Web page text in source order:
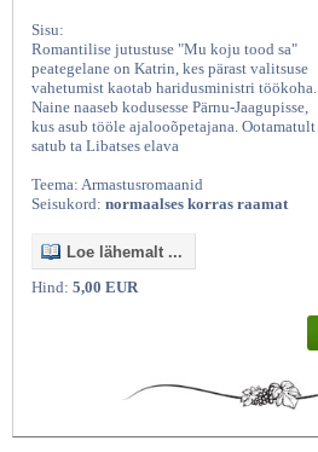
Sisu:
Romantilise jutustuse "Mu koju tood sa"
peategelane on Katrin, kes pärast valitsuse
vahetumist kaotab haridusministri töökoha.
Naine naaseb kodusesse Pärnu-Jaagupisse,
kus asub tööle ajalooõpetajana. Ootamatult
satub ta Libatses elava
Teema: Armastusromaanid
Seisukord: normaalses korras raamat
Loe lähemalt ...
Hind: 5,00 EUR